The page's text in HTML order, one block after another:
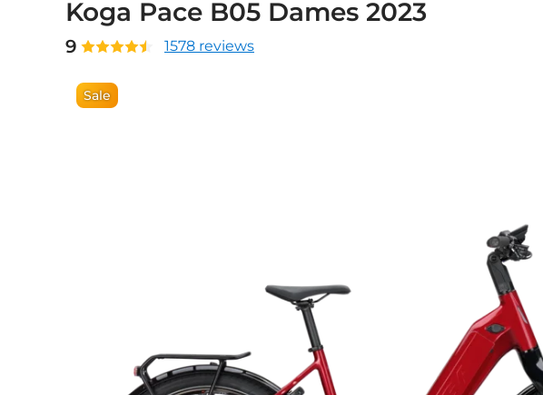
Koga Pace B05 Dames 2023
9 1578 reviews
Sale